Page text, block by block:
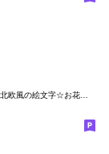
北欧風の絵文字☆お花とにこちゃん